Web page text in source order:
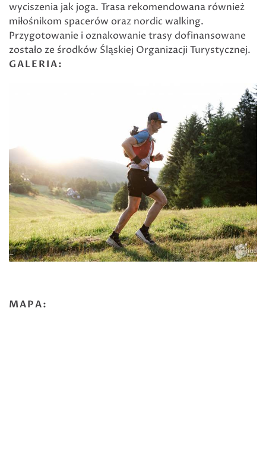
wyciszenia jak joga. Trasa rekomendowana również
miłośnikom spacerów oraz nordic walking.
Przygotowanie i oznakowanie trasy dofinansowane
zostało ze środków Śląskiej Organizacji Turystycznej.
GALERIA:
MAPA: